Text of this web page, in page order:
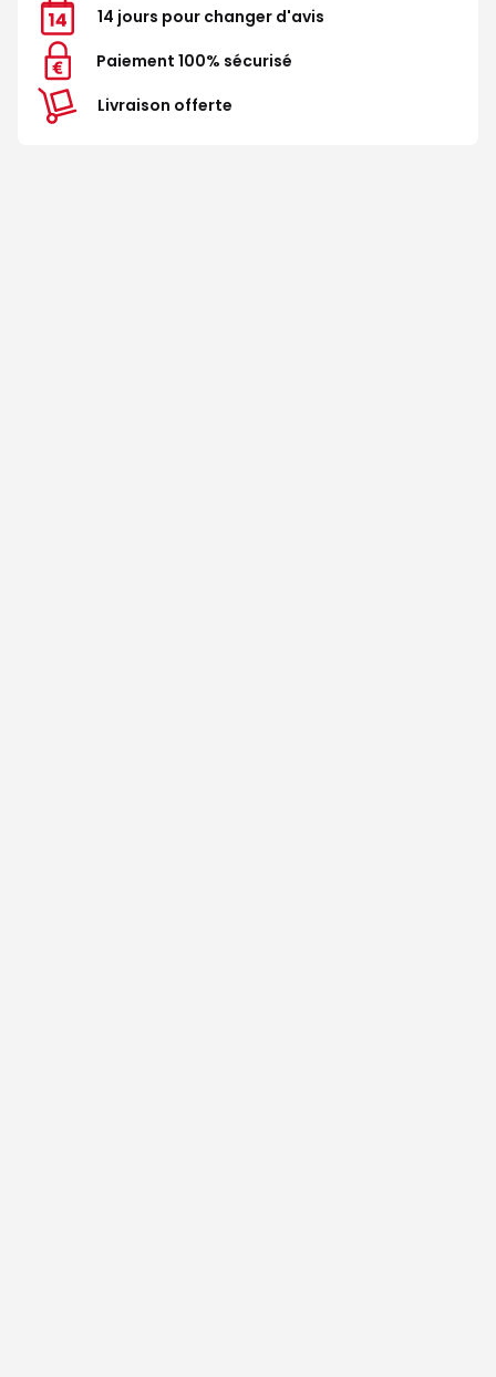
14 jours pour changer d'avis
Paiement 100% sécurisé
Livraison offerte